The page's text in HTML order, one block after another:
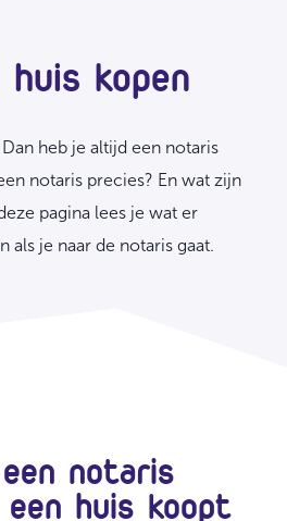
kopen
heb je altijd een notaris
notaris precies? En wat zijn
pagina lees je wat er
als je naar de notaris gaat.
notaris
huis koopt